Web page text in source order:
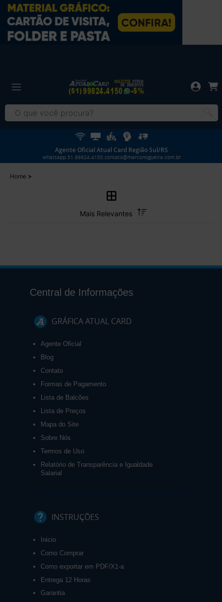
Agente Oficial Atual Card Região Sul/RS
whatsapp.51.99824.4150.contato@marconogueira.com.br
Home
Central de Informações
GRÁFICA ATUAL CARD
Agente Oficial
Blog
Contato
Formas de Pagamento
Lista de Balcões
Lista de Preços
Mapa do Site
Sobre Nós
Termos de Uso
Relatório de Transparência e Igualdade
Salarial
INSTRUÇÕES
Inicio
Como Comprar
Como exportar em PDF/X1-a
Entrega 12 Horas
Garantia